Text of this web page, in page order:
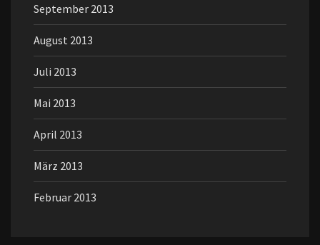
September 2013
August 2013
Juli 2013
Mai 2013
April 2013
März 2013
Februar 2013